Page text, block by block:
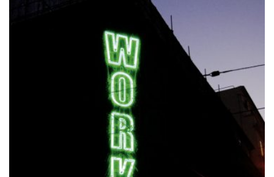
PRODUKTSEITE
GEWÄHLT
WERDEN